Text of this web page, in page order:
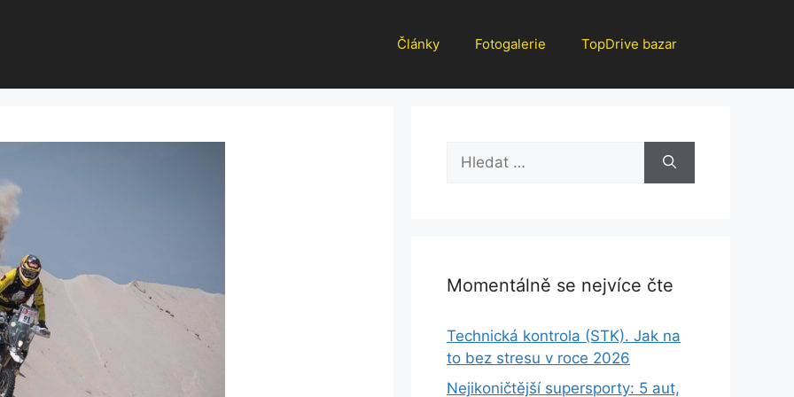
Články Fotogalerie TopDrive bazar
Hledat:
Momentálně se nejvíce čte
Technická kontrola (STK). Jak na
to bez stresu v roce 2026
Nejikoničtější supersporty: 5 aut,